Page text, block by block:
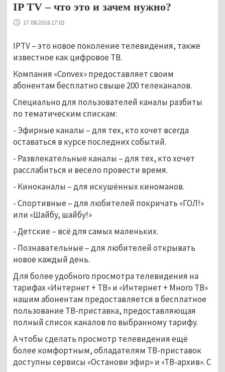
IP TV – что это и зачем нужно?
17.08.2016 17:02
IPTV – это новое поколение телевидения, также
известное как цифровое ТВ.
Компания «Convex» предоставляет своим
абонентам бесплатно свыше 200 телеканалов.
Специально для пользователей каналы разбиты
по тематическим спискам:
- Эфирные каналы – для тех, кто хочет всегда
оставаться в курсе последних событий.
- Развлекательные каналы – для тех, кто хочет
расслабиться и весело провести время.
- Киноканалы – для искушённых киноманов.
- Спортивные – для любителей покричать «ГОЛ!»
или «Шайбу, шайбу!»
- Детские – всё для самых маленьких.
- Познавательные – для любителей открывать
новое каждый день.
Для более удобного просмотра телевидения на
тарифах «Интернет + ТВ» и «Интернет + Много ТВ»
нашим абонентам предоставляется в бесплатное
пользование ТВ-приставка, предоставляющая
полный список каналов по выбранному тарифу.
А чтобы сделать просмотр телевидения ещё
более комфортным, обладателям ТВ-приставок
доступны сервисы «Останови эфир» и «ТВ-архив». С